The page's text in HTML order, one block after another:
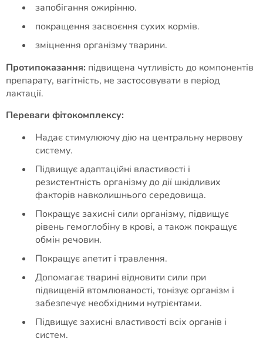
запобігання ожирінню.
покращення засвоєння сухих кормів.
зміцнення організму тварини.
Протипоказання: підвищена чутливість до компонентів
препарату, вагітність, не застосовувати в період
лактації.
Переваги фітокомплексу:
Надає стимулюючу дію на центральну нервову
систему.
Підвищує адаптаційні властивості і
резистентність організму до дії шкідливих
факторів навколишнього середовища.
Покращує захисні сили організму, підвищує
рівень гемоглобіну в крові, а також покращує
обмін речовин.
Покращує апетит і травлення.
Допомагає тварині відновити сили при
підвищеній втомлюваності, тонізує організм і
забезпечує необхідними нутрієнтами.
Підвищує захисні властивості всіх органів і
систем.